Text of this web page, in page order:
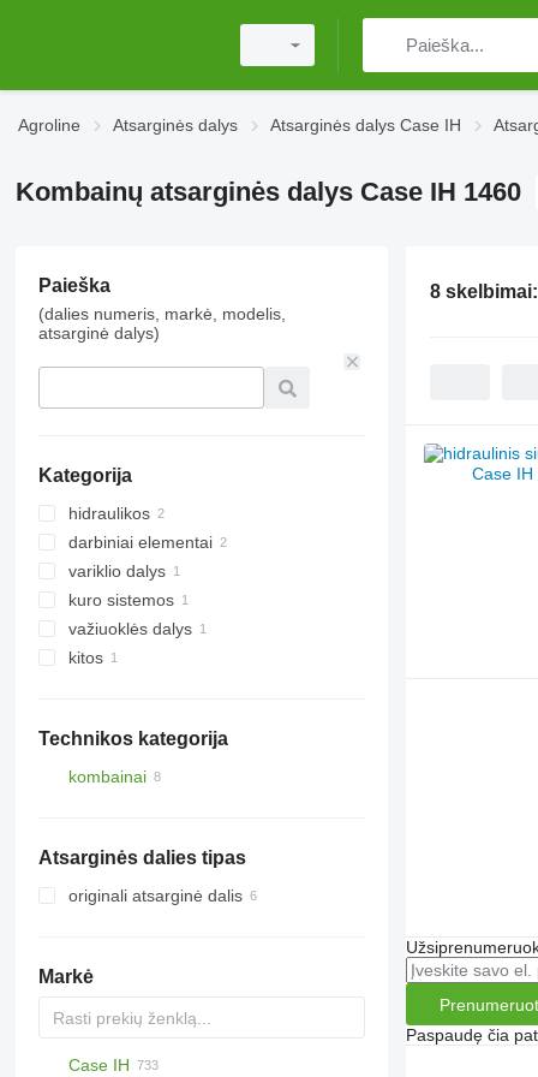
Agroline Atsarginės dalys Atsarginės dalys Case IH
Kombainų atsarginės dalys Case IH 1460
Paieška
(dalies numeris, markė, modelis,
atsarginė dalys)
Kategorija
hidraulikos
hidrauliniai siurbliai
darbiniai elementai
kitos darbinės dalys
variklio dalys
skriemuliai
kuro sistemos
oro filtro korpusai
važiuoklės dalys
stebulės
kitos
Technikos kategorija
kombainai
Atsarginės dalies tipas
originali atsarginė dalis
Markė
Case IH
8 skelbimai:
Paspaudę čia